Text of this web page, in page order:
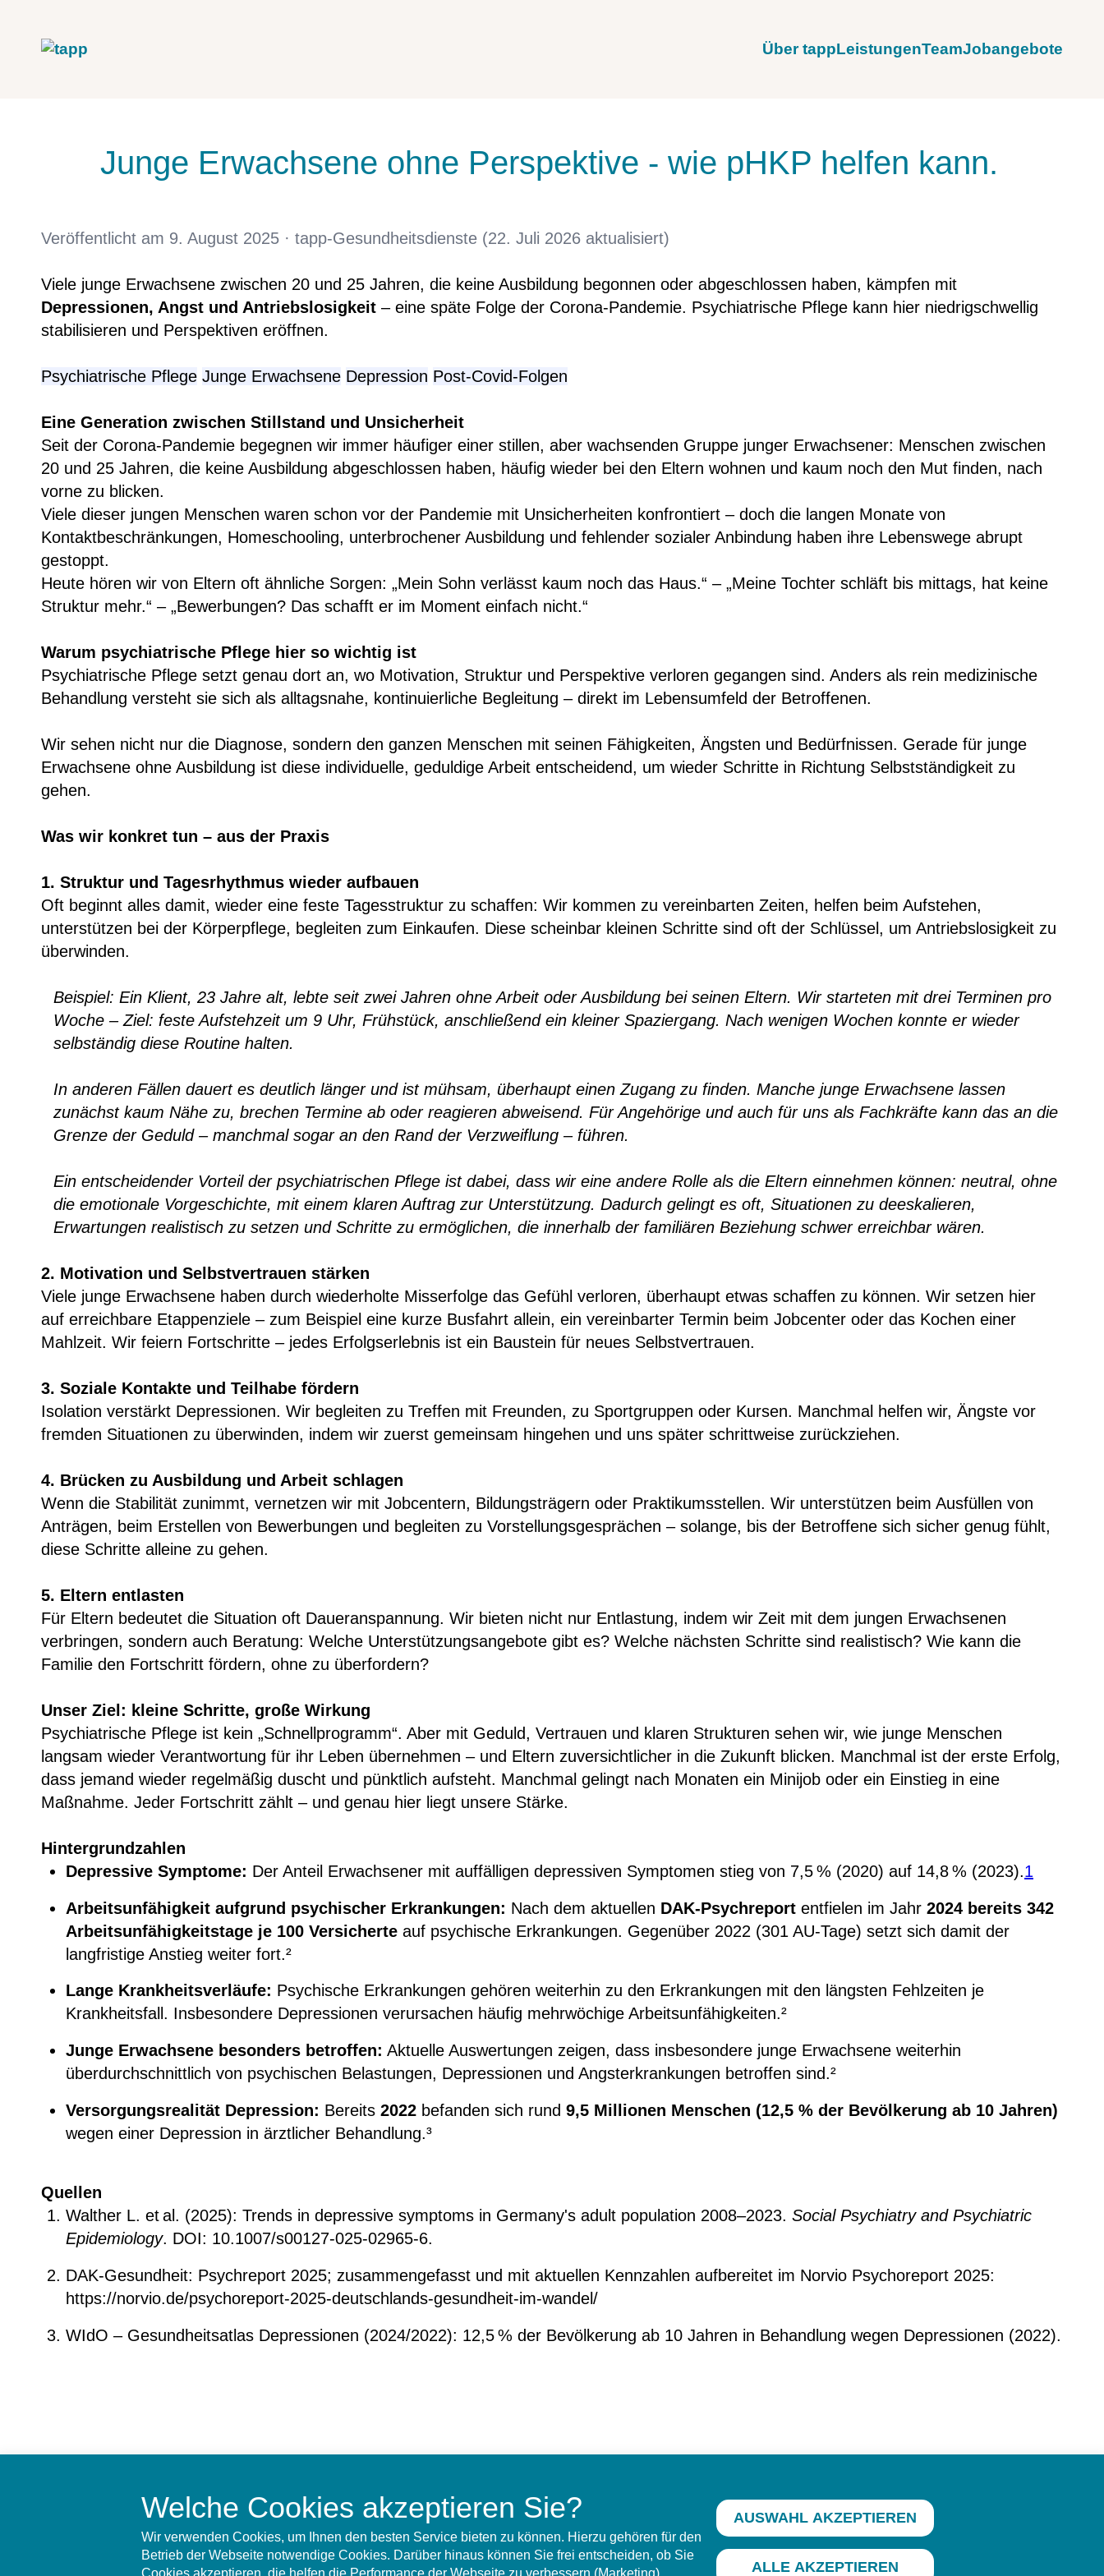
Welche Cookies akzeptieren Sie?
Wir verwenden Cookies, um Ihnen den besten Service bieten zu können. Hierzu gehören für den
Betrieb der Webseite notwendige Cookies. Darüber hinaus können Sie frei entscheiden, ob Sie
Cookies akzeptieren, die helfen die Performance der Webseite zu verbessern (Marketing).
AUSWAHL AKZEPTIEREN
ALLE AKZEPTIEREN
Über tappLeistungenTeamJobangebote
Junge Erwachsene ohne Perspektive - wie pHKP helfen kann.
Veröffentlicht am 9. August 2025 · tapp-Gesundheitsdienste (22. Juli 2026 aktualisiert)
Viele junge Erwachsene zwischen 20 und 25 Jahren, die keine Ausbildung begonnen oder abgeschlossen haben, kämpfen mit
Depressionen, Angst und Antriebslosigkeit – eine späte Folge der Corona-Pandemie. Psychiatrische Pflege kann hier niedrigschwellig
stabilisieren und Perspektiven eröffnen.
Psychiatrische Pflege Junge Erwachsene Depression Post-Covid-Folgen
Eine Generation zwischen Stillstand und Unsicherheit
Seit der Corona-Pandemie begegnen wir immer häufiger einer stillen, aber wachsenden Gruppe junger Erwachsener: Menschen zwischen
20 und 25 Jahren, die keine Ausbildung abgeschlossen haben, häufig wieder bei den Eltern wohnen und kaum noch den Mut finden, nach
vorne zu blicken.
Viele dieser jungen Menschen waren schon vor der Pandemie mit Unsicherheiten konfrontiert – doch die langen Monate von
Kontaktbeschränkungen, Homeschooling, unterbrochener Ausbildung und fehlender sozialer Anbindung haben ihre Lebenswege abrupt
gestoppt.
Heute hören wir von Eltern oft ähnliche Sorgen: „Mein Sohn verlässt kaum noch das Haus.“ – „Meine Tochter schläft bis mittags, hat keine
Struktur mehr.“ – „Bewerbungen? Das schafft er im Moment einfach nicht.“
Warum psychiatrische Pflege hier so wichtig ist
Psychiatrische Pflege setzt genau dort an, wo Motivation, Struktur und Perspektive verloren gegangen sind. Anders als rein medizinische
Behandlung versteht sie sich als alltagsnahe, kontinuierliche Begleitung – direkt im Lebensumfeld der Betroffenen.
Wir sehen nicht nur die Diagnose, sondern den ganzen Menschen mit seinen Fähigkeiten, Ängsten und Bedürfnissen. Gerade für junge
Erwachsene ohne Ausbildung ist diese individuelle, geduldige Arbeit entscheidend, um wieder Schritte in Richtung Selbstständigkeit zu
gehen.
Was wir konkret tun – aus der Praxis
1. Struktur und Tagesrhythmus wieder aufbauen
Oft beginnt alles damit, wieder eine feste Tagesstruktur zu schaffen: Wir kommen zu vereinbarten Zeiten, helfen beim Aufstehen,
unterstützen bei der Körperpflege, begleiten zum Einkaufen. Diese scheinbar kleinen Schritte sind oft der Schlüssel, um Antriebslosigkeit zu
überwinden.
Beispiel: Ein Klient, 23 Jahre alt, lebte seit zwei Jahren ohne Arbeit oder Ausbildung bei seinen Eltern. Wir starteten mit drei Terminen pro
Woche – Ziel: feste Aufstehzeit um 9 Uhr, Frühstück, anschließend ein kleiner Spaziergang. Nach wenigen Wochen konnte er wieder
selbständig diese Routine halten.
In anderen Fällen dauert es deutlich länger und ist mühsam, überhaupt einen Zugang zu finden. Manche junge Erwachsene lassen
zunächst kaum Nähe zu, brechen Termine ab oder reagieren abweisend. Für Angehörige und auch für uns als Fachkräfte kann das an die
Grenze der Geduld – manchmal sogar an den Rand der Verzweiflung – führen.
Ein entscheidender Vorteil der psychiatrischen Pflege ist dabei, dass wir eine andere Rolle als die Eltern einnehmen können: neutral, ohne
die emotionale Vorgeschichte, mit einem klaren Auftrag zur Unterstützung. Dadurch gelingt es oft, Situationen zu deeskalieren,
Erwartungen realistisch zu setzen und Schritte zu ermöglichen, die innerhalb der familiären Beziehung schwer erreichbar wären.
2. Motivation und Selbstvertrauen stärken
Viele junge Erwachsene haben durch wiederholte Misserfolge das Gefühl verloren, überhaupt etwas schaffen zu können. Wir setzen hier
auf erreichbare Etappenziele – zum Beispiel eine kurze Busfahrt allein, ein vereinbarter Termin beim Jobcenter oder das Kochen einer
Mahlzeit. Wir feiern Fortschritte – jedes Erfolgserlebnis ist ein Baustein für neues Selbstvertrauen.
3. Soziale Kontakte und Teilhabe fördern
Isolation verstärkt Depressionen. Wir begleiten zu Treffen mit Freunden, zu Sportgruppen oder Kursen. Manchmal helfen wir, Ängste vor
fremden Situationen zu überwinden, indem wir zuerst gemeinsam hingehen und uns später schrittweise zurückziehen.
4. Brücken zu Ausbildung und Arbeit schlagen
Wenn die Stabilität zunimmt, vernetzen wir mit Jobcentern, Bildungsträgern oder Praktikumsstellen. Wir unterstützen beim Ausfüllen von
Anträgen, beim Erstellen von Bewerbungen und begleiten zu Vorstellungsgesprächen – solange, bis der Betroffene sich sicher genug fühlt,
diese Schritte alleine zu gehen.
5. Eltern entlasten
Für Eltern bedeutet die Situation oft Daueranspannung. Wir bieten nicht nur Entlastung, indem wir Zeit mit dem jungen Erwachsenen
verbringen, sondern auch Beratung: Welche Unterstützungsangebote gibt es? Welche nächsten Schritte sind realistisch? Wie kann die
Familie den Fortschritt fördern, ohne zu überfordern?
Unser Ziel: kleine Schritte, große Wirkung
Psychiatrische Pflege ist kein „Schnellprogramm“. Aber mit Geduld, Vertrauen und klaren Strukturen sehen wir, wie junge Menschen
langsam wieder Verantwortung für ihr Leben übernehmen – und Eltern zuversichtlicher in die Zukunft blicken. Manchmal ist der erste Erfolg,
dass jemand wieder regelmäßig duscht und pünktlich aufsteht. Manchmal gelingt nach Monaten ein Minijob oder ein Einstieg in eine
Maßnahme. Jeder Fortschritt zählt – und genau hier liegt unsere Stärke.
Hintergrundzahlen
Depressive Symptome: Der Anteil Erwachsener mit auffälligen depressiven Symptomen stieg von 7,5 % (2020) auf 14,8 % (2023).1
Arbeitsunfähigkeit aufgrund psychischer Erkrankungen: Nach dem aktuellen DAK-Psychreport entfielen im Jahr 2024 bereits 342
Arbeitsunfähigkeitstage je 100 Versicherte auf psychische Erkrankungen. Gegenüber 2022 (301 AU-Tage) setzt sich damit der
langfristige Anstieg weiter fort.²
Lange Krankheitsverläufe: Psychische Erkrankungen gehören weiterhin zu den Erkrankungen mit den längsten Fehlzeiten je
Krankheitsfall. Insbesondere Depressionen verursachen häufig mehrwöchige Arbeitsunfähigkeiten.²
Junge Erwachsene besonders betroffen: Aktuelle Auswertungen zeigen, dass insbesondere junge Erwachsene weiterhin
überdurchschnittlich von psychischen Belastungen, Depressionen und Angsterkrankungen betroffen sind.²
Versorgungsrealität Depression: Bereits 2022 befanden sich rund 9,5 Millionen Menschen (12,5 % der Bevölkerung ab 10 Jahren)
wegen einer Depression in ärztlicher Behandlung.³
Quellen
Walther L. et al. (2025): Trends in depressive symptoms in Germany's adult population 2008–2023. Social Psychiatry and Psychiatric
Epidemiology. DOI: 10.1007/s00127-025-02965-6.
DAK-Gesundheit: Psychreport 2025; zusammengefasst und mit aktuellen Kennzahlen aufbereitet im Norvio Psychoreport 2025:
https://norvio.de/psychoreport-2025-deutschlands-gesundheit-im-wandel/
WIdO – Gesundheitsatlas Depressionen (2024/2022): 12,5 % der Bevölkerung ab 10 Jahren in Behandlung wegen Depressionen (2022).